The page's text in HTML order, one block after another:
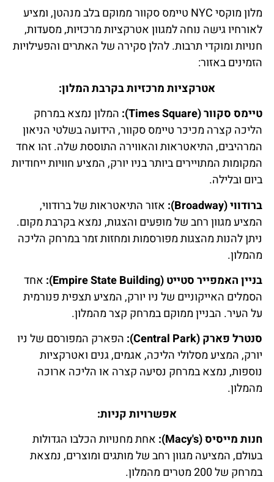
מלון מוקסי NYC טיימס סקוור ממוקם בלב מנהטן, ומציע
לאורחיו גישה נוחה למגוון אטרקציות מרכזיות, מסעדות,
חנויות ומוקדי תרבות. להלן סקירה של האתרים והפעילויות
הזמינים באזור:
אטרקציות מרכזיות בקרבת המלון:
טיימס סקוור (Times Square):
המלון נמצא במרחק
הליכה קצרה מכיכר טיימס סקוור, הידועה בשלטי הניאון
המרהיבים, התיאטראות והאווירה התוססת שלה. זהו אחד
המקומות המתויירים ביותר בניו יורק, המציע חוויות ייחודיות
ביום ובלילה.
ברודווי (Broadway):
אזור התיאטראות של ברודווי,
המציע מגוון רחב של מופעים והצגות, נמצא בקרבת מקום.
ניתן להנות מהצגות מפורסמות ומחזות זמר במרחק הליכה
מהמלון.
בניין האמפייר סטייט (Empire State Building):
אחד
הסמלים האייקוניים של ניו יורק, המציע תצפית פנורמית
על העיר. הבניין ממוקם במרחק קצר מהמלון.
סנטרל פארק (Central Park):
הפארק המפורסם של ניו
יורק, המציע מסלולי הליכה, אגמים, גנים ואטרקציות
נוספות, נמצא במרחק נסיעה קצרה או הליכה ארוכה
מהמלון.
אפשרויות קניות:
חנות מייסיס (Macy's):
אחת מחנויות הכלבו הגדולות
בעולם, המציעה מגוון רחב של מותגים ומוצרים, נמצאת
במרחק של 200 מטרים מהמלון.